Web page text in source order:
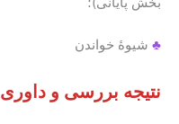
♣ شیوۀ خواندن
نتیجه بررسی و داوری